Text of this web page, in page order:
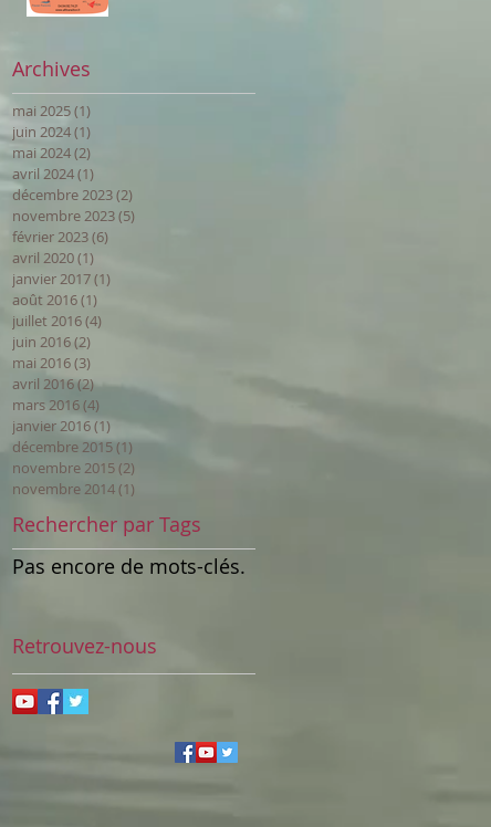
Archives
mai 2025(1)
juin 2024(1)
mai 2024(2)
avril 2024(1)
décembre 2023(2)
novembre 2023(5)
février 2023(6)
avril 2020(1)
janvier 2017(1)
août 2016(1)
juillet 2016(4)
juin 2016(2)
mai 2016(3)
avril 2016(2)2 posts
mars 2016(4)
janvier 2016(1) 1 post
décembre 2015(1)
novembre 2015 (2)
novembre 2014(1)
Rechercher par Tags
Pas encore de mots-clés.
Retrouvez-nous